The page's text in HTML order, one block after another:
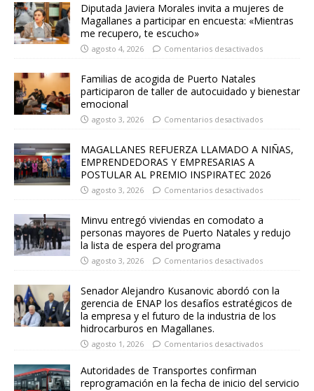
Diputada Javiera Morales invita a mujeres de
Magallanes a participar en encuesta: «Mientras
me recupero, te escucho»
agosto 4, 2026 Comentarios desactivados
Familias de acogida de Puerto Natales
participaron de taller de autocuidado y bienestar
emocional
agosto 3, 2026 Comentarios desactivados
MAGALLANES REFUERZA LLAMADO A NIÑAS,
EMPRENDEDORAS Y EMPRESARIAS A
POSTULAR AL PREMIO INSPIRATEC 2026
agosto 3, 2026 Comentarios desactivados
Minvu entregó viviendas en comodato a
personas mayores de Puerto Natales y redujo
la lista de espera del programa
agosto 3, 2026 Comentarios desactivados
Senador Alejandro Kusanovic abordó con la
gerencia de ENAP los desafíos estratégicos de
la empresa y el futuro de la industria de los
hidrocarburos en Magallanes.
agosto 1, 2026 Comentarios desactivados
Autoridades de Transportes confirman
reprogramación en la fecha de inicio del servicio